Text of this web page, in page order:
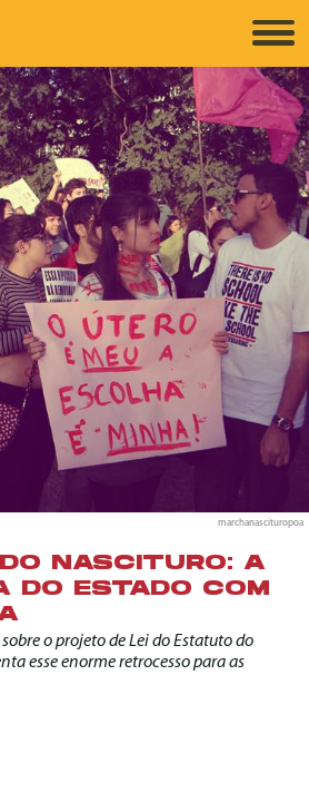
marchanascituropoa
NASCITURO: A
DO ESTADO COM
o projeto de Lei do Estatuto do
esse enorme retrocesso para as